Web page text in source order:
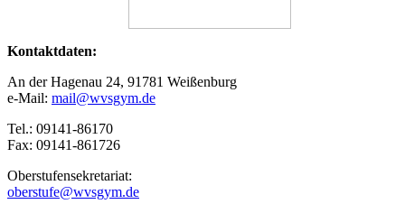
Kontaktdaten:
An der Hagenau 24, 91781 Weißenburg
e-Mail: mail@wvsgym.de
Tel.: 09141-86170
Fax: 09141-861726
Oberstufensekretariat:
oberstufe@wvsgym.de